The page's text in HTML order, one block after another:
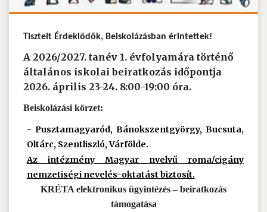
Tisztelt Érdeklődők, Beiskolázásban érintettek!
A 2026/2027. tanév 1. évfolyamára történő
általános iskolai beiratkozás időpontja
2026. április 23-24. 8:00-19:00 óra.
Beiskolázási körzet:
- Pusztamagyaród, Bánokszentgyörgy, Bucsuta,
Oltárc, Szentliszló, Várfölde.
Az intézmény Magyar nvelvű roma/cigány
nemzetiségi nevelés-oktatást biztosít.
KRÉTA elektronikus ügyintézés – beiratkozás
támogatása